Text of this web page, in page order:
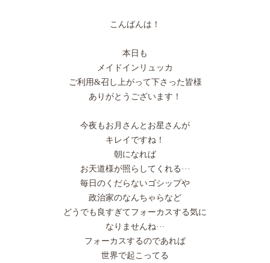
こんばんは！
本日も
メイドインリュッカ
ご利用&召し上がって下さった皆様
ありがとうございます！
今夜もお月さんとお星さんが
キレイですね！
朝になれば
お天道様が照らしてくれる···
毎日のくだらないゴシップや
政治家のなんちゃらなど
どうでも良すぎてフォーカスする気に
なりませんね···
フォーカスするのであれば
世界で起こってる